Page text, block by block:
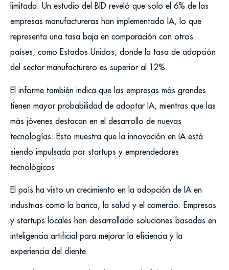
limitada. Un estudio del BID reveló que solo el 6% de las
empresas manufactureras han implementado IA, lo que
representa una tasa baja en comparación con otros
países, como Estados Unidos, donde la tasa de adopción
del sector manufacturero es superior al 12%.
El informe también indica que las empresas más grandes
tienen mayor probabilidad de adoptar IA, mientras que las
más jóvenes destacan en el desarrollo de nuevas
tecnologías. Esto muestra que la innovación en IA está
siendo impulsada por startups y emprendedores
tecnológicos.
El país ha visto un crecimiento en la adopción de IA en
industrias como la banca, la salud y el comercio. Empresas
y startups locales han desarrollado soluciones basadas en
inteligencia artificial para mejorar la eficiencia y la
experiencia del cliente.